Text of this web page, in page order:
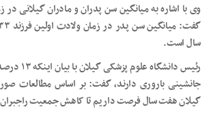
وی با اشاره به میانگین سن پدران و مادران گیلانی در
سال است.
رئیس
جانشینی باروری دارند، گفت: بر اساس مطالعات
گیلان هفت سال فرصت داریم تا کاهش جمعیت